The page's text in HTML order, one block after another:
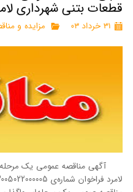
قطعات بتنی شهرداری
۳۱ خرداد ۰۳ مزایده و
آگهی مناقصه عمومی یک